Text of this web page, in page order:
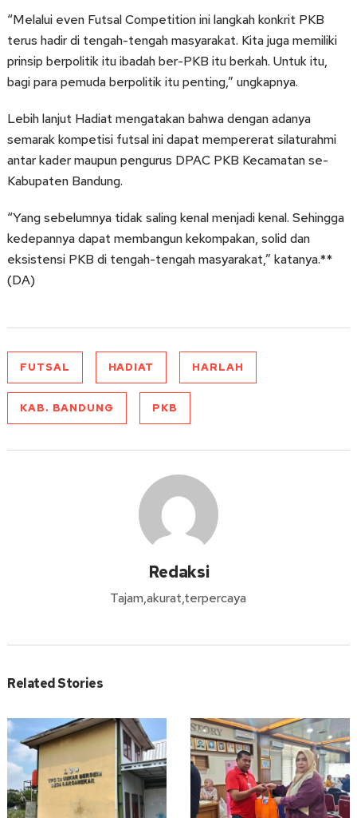
“Melalui even Futsal Competition ini langkah konkrit PKB
terus hadir di tengah-tengah masyarakat. Kita juga memiliki
prinsip berpolitik itu ibadah ber-PKB itu berkah. Untuk itu,
bagi para pemuda berpolitik itu penting,” ungkapnya.
Lebih lanjut Hadiat mengatakan bahwa dengan adanya
semarak kompetisi futsal ini dapat mempererat silaturahmi
antar kader maupun pengurus DPAC PKB Kecamatan se-
Kabupaten Bandung.
“Yang sebelumnya tidak saling kenal menjadi kenal. Sehingga
kedepannya dapat membangun kekompakan, solid dan
eksistensi PKB di tengah-tengah masyarakat,” katanya.**
(DA)
FUTSAL HADIAT HARLAH
KAB. BANDUNG PKB
Redaksi
Tajam,akurat,terpercaya
Related Stories